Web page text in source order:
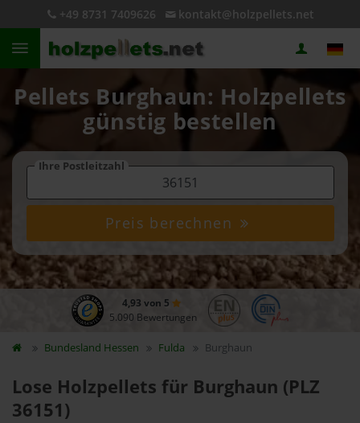
+49 8731 7409626 kontakt@holzpellets.net
Pellets Burghaun: Holzpellets
günstig bestellen
Ihre Postleitzahl
Preis berechnen
4,93 von 5
5.090 Bewertungen
Bundesland Hessen Fulda Burghaun
Lose Holzpellets für Burghaun (PLZ
36151)